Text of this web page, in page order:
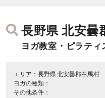
長野県 北安曇
ヨガ教室・ピラティ
エリア：長野県 北安曇郡白馬村
ヨガの種類：
その他条件：